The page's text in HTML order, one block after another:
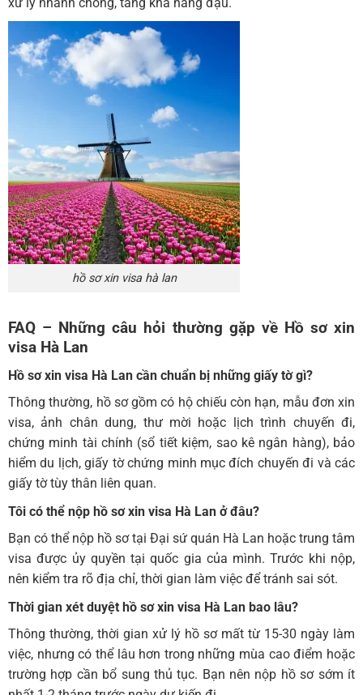
xử lý nhanh chóng, tăng khả năng đậu.
hồ sơ xin visa hà lan
FAQ – Những câu hỏi thường gặp về Hồ sơ xin
visa Hà Lan
Hồ sơ xin visa Hà Lan cần chuẩn bị những giấy tờ gì?
Thông thường, hồ sơ gồm có hộ chiếu còn hạn, mẫu đơn xin
visa, ảnh chân dung, thư mời hoặc lịch trình chuyến đi,
chứng minh tài chính (sổ tiết kiệm, sao kê ngân hàng), bảo
hiểm du lịch, giấy tờ chứng minh mục đích chuyến đi và các
giấy tờ tùy thân liên quan.
Tôi có thể nộp hồ sơ xin visa Hà Lan ở đâu?
Bạn có thể nộp hồ sơ tại Đại sứ quán Hà Lan hoặc trung tâm
visa được ủy quyền tại quốc gia của mình. Trước khi nộp,
nên kiểm tra rõ địa chỉ, thời gian làm việc để tránh sai sót.
Thời gian xét duyệt hồ sơ xin visa Hà Lan bao lâu?
Thông thường, thời gian xử lý hồ sơ mất từ 15-30 ngày làm
việc, nhưng có thể lâu hơn trong những mùa cao điểm hoặc
trường hợp cần bổ sung thủ tục. Bạn nên nộp hồ sơ sớm ít